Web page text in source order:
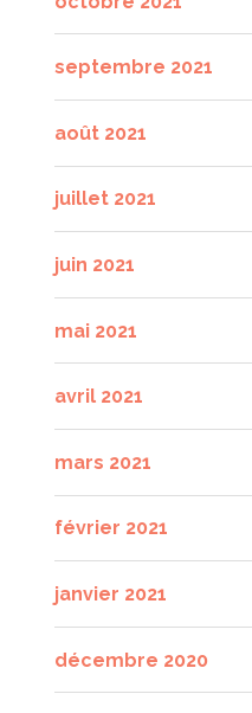
septembre 2021
août 2021
juillet 2021
juin 2021
mai 2021
avril 2021
mars 2021
février 2021
janvier 2021
décembre 2020